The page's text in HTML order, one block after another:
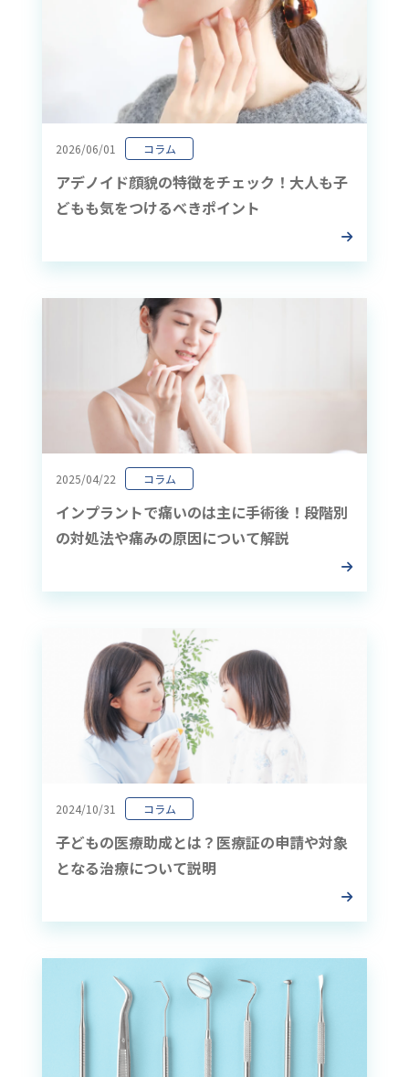
2026/06/01 コラム
アデノイド顔貌の特徴をチェック！大人も子
どもも気をつけるべきポイント
2025/04/22 コラム
インプラントで痛いのは主に手術後！段階別
の対処法や痛みの原因について解説
2024/10/31 コラム
子どもの医療助成とは？医療証の申請や対象
となる治療について説明